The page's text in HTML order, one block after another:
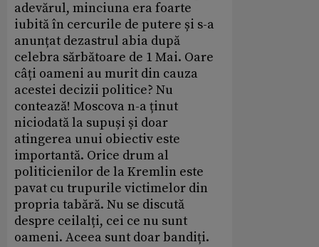
adevărul, minciuna era foarte
iubită în cercurile de putere și s-a
anunțat dezastrul abia după
celebra sărbătoare de 1 Mai. Oare
câți oameni au murit din cauza
acestei decizii politice? Nu
contează! Moscova n-a ținut
niciodată la supuși și doar
atingerea unui obiectiv este
importantă. Orice drum al
politicienilor de la Kremlin este
pavat cu trupurile victimelor din
propria tabără. Nu se discută
despre ceilalți, cei ce nu sunt
oameni. Aceea sunt doar bandiți.